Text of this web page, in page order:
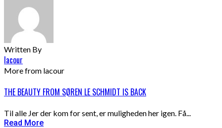
Written By
lacour
More from lacour
THE BEAUTY FROM SØREN LE SCHMIDT IS BACK
Til alle Jer der kom for sent, er muligheden her igen. Få...
Read More